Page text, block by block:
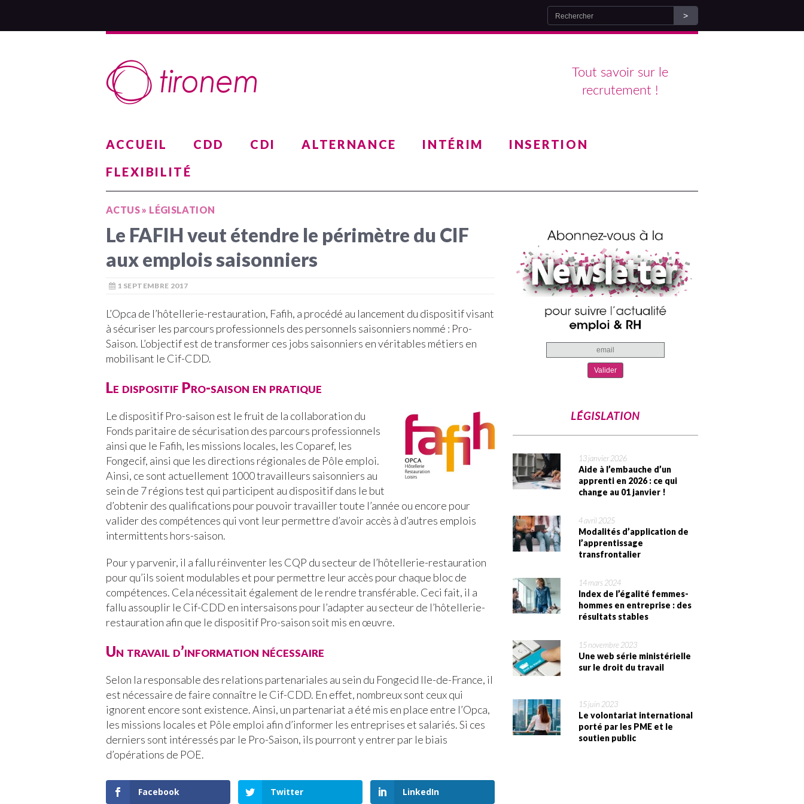
Tout savoir sur le
recrutement !
ACCUEIL CDD CDI ALTERNANCE INTÉRIM
INSERTION
FLEXIBILITÉ
ACTUS» LÉGISLATION
Le FAFIH veut étendre le périmètre du CIF
aux emplois saisonniers
1 SEPTEMBRE 2017
L’Opca de l’hôtellerie-restauration, Fafih, a procédé au lancement du dispositif visant
à sécuriser les parcours professionnels des personnels saisonniers nommé : Pro-
Saison. L’objectif est de transformer ces jobs saisonniers en véritables métiers en
mobilisant le Cif-CDD.
Le dispositif Pro-saison en pratique
Le dispositif Pro-saison est le fruit de la collaboration du
Fonds paritaire de sécurisation des parcours professionnels
ainsi que le Fafih, les missions locales, les Coparef, les
Fongecif, ainsi que les directions régionales de Pôle emploi.
Ainsi, ce sont actuellement 1000 travailleurs saisonniers au
sein de 7 régions test qui participent au dispositif dans le but
d’obtenir des qualifications pour pouvoir travailler toute l’année ou encore pour
valider des compétences qui vont leur permettre d’avoir accès à d’autres emplois
intermittents hors-saison.
Pour y parvenir, il a fallu réinventer les CQP du secteur de l’hôtellerie-restauration
pour qu’ils soient modulables et pour permettre leur accès pour chaque bloc de
compétences. Cela nécessitait également de le rendre transférable. Ceci fait, il a
fallu assouplir le Cif-CDD en intersaisons pour l’adapter au secteur de l’hôtellerie-
restauration afin que le dispositif Pro-saison soit mis en œuvre.
Un travail d’information nécessaire
Selon la responsable des relations partenariales au sein du Fongecid Ile-de-France, il
est nécessaire de faire connaître le Cif-CDD. En effet, nombreux sont ceux qui
ignorent encore sont existence. Ainsi, un partenariat a été mis en place entre l’Opca,
les missions locales et Pôle emploi afin d’informer les entreprises et salariés. Si ces
derniers sont intéressés par le Pro-Saison, ils pourront y entrer par le biais
d’opérations de POE.
Facebook Twitter LinkedIn
LÉGISLATION
13 janvier 2026
Aide à l’embauche d’un
apprenti en 2026 : ce qui
change au 01 janvier !
4 avril 2025
Modalités d’application de
l’apprentissage
transfrontalier
14 mars 2024
Index de l’égalité femmes-
hommes en entreprise : des
résultats stables
15 novembre 2023
Une web série ministérielle
sur le droit du travail
15 juin 2023
Le volontariat international
porté par les PME et le
soutien public